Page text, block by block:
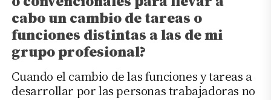
cabo un cambio de tareas o
funciones distintas a las de mi
grupo profesional?
Cuando el cambio de las funciones y tareas a
desarrollar por las personas trabajadoras no